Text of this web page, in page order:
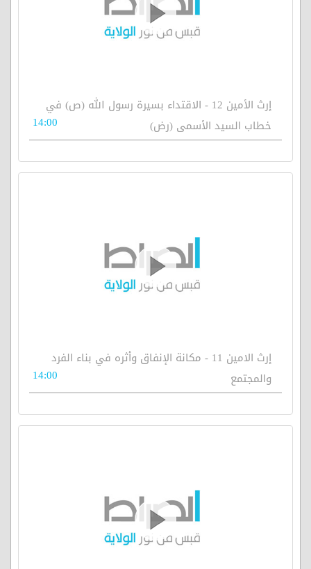
إرث الأمين 12 - الاقتداء بسيرة رسول الله (ص) في
خطاب السيد الأسمى (رض)
14:00
إرث الامين 11 - مكانة الإنفاق وأثره في بناء الفرد
والمجتمع
14:00